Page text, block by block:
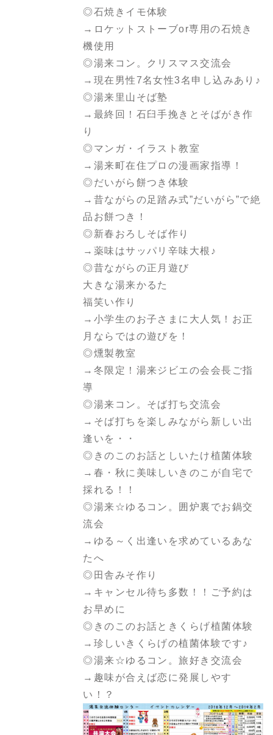
◎石焼きイモ体験
→ロケットストーブor専用の石焼き
機使用
◎湯来コン。クリスマス交流会
→現在男性7名女性3名申し込みあり♪
◎湯来里山そば塾
→最終回！石臼手挽きとそばがき作
り
◎マンガ・イラスト教室
→湯来町在住プロの漫画家指導！
◎だいがら餅つき体験
→昔ながらの足踏み式”だいがら”で絶
品お餅つき！
◎新春おろしそば作り
→薬味はサッパリ辛味大根♪
◎昔ながらの正月遊び
大きな湯来かるた
福笑い作り
→小学生のお子さまに大人気！お正
月ならではの遊びを！
◎燻製教室
→冬限定！湯来ジビエの会会長ご指
導
◎湯来コン。そば打ち交流会
→そば打ちを楽しみながら新しい出
逢いを・・
◎きのこのお話としいたけ植菌体験
→春・秋に美味しいきのこが自宅で
採れる！！
◎湯来☆ゆるコン。囲炉裏でお鍋交
流会
→ゆる～く出逢いを求めているあな
たへ
◎田舎みそ作り
→キャンセル待ち多数！！ご予約は
お早めに
◎きのこのお話ときくらげ植菌体験
→珍しいきくらげの植菌体験です♪
◎湯来☆ゆるコン。旅好き交流会
→趣味が合えば恋に発展しやす
い！？